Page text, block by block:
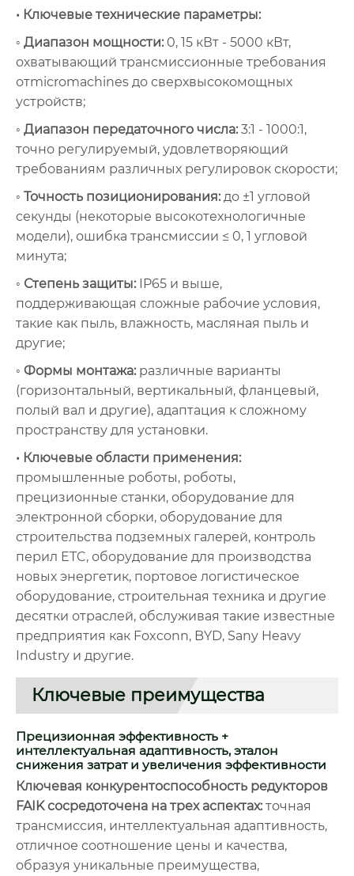
• Ключевые технические параметры:
◦ Диапазон мощности:0, 15 кВт - 5000 кВт,
охватывающий трансмиссионные требования
отmicromachines до сверхвысокомощных
устройств;
◦ Диапазон передаточного числа:3:1 - 1000:1,
точно регулируемый, удовлетворяющий
требованиям различных регулировок скорости;
◦ Точность позиционирования:до ±1 угловой
секунды (некоторые высокотехнологичные
модели), ошибка трансмиссии ≤ 0, 1 угловой
минута;
◦ Степень защиты:IP65 и выше,
поддерживающая сложные рабочие условия,
такие как пыль, влажность, масляная пыль и
другие;
◦ Формы монтажа:различные варианты
(горизонтальный, вертикальный, фланцевый,
полый вал и другие), адаптация к сложному
пространству для установки.
• Ключевые области применения:
промышленные роботы, роботы,
прецизионные станки, оборудование для
электронной сборки, оборудование для
строительства подземных галерей, контроль
перил ETC, оборудование для производства
новых энергетик, портовое логистическое
оборудование, строительная техника и другие
десятки отраслей, обслуживая такие известные
предприятия как Foxconn, BYD, Sany Heavy
Industry и другие.
Ключевые преимущества
Прецизионная эффективность +
интеллектуальная адаптивность, эталон
снижения затрат и увеличения эффективности
Ключевая конкурентоспособность редукторов
FAIK сосредоточена на трех аспектах:точная
трансмиссия, интеллектуальная адаптивность,
отличное соотношение цены и качества,
образуя уникальные преимущества,